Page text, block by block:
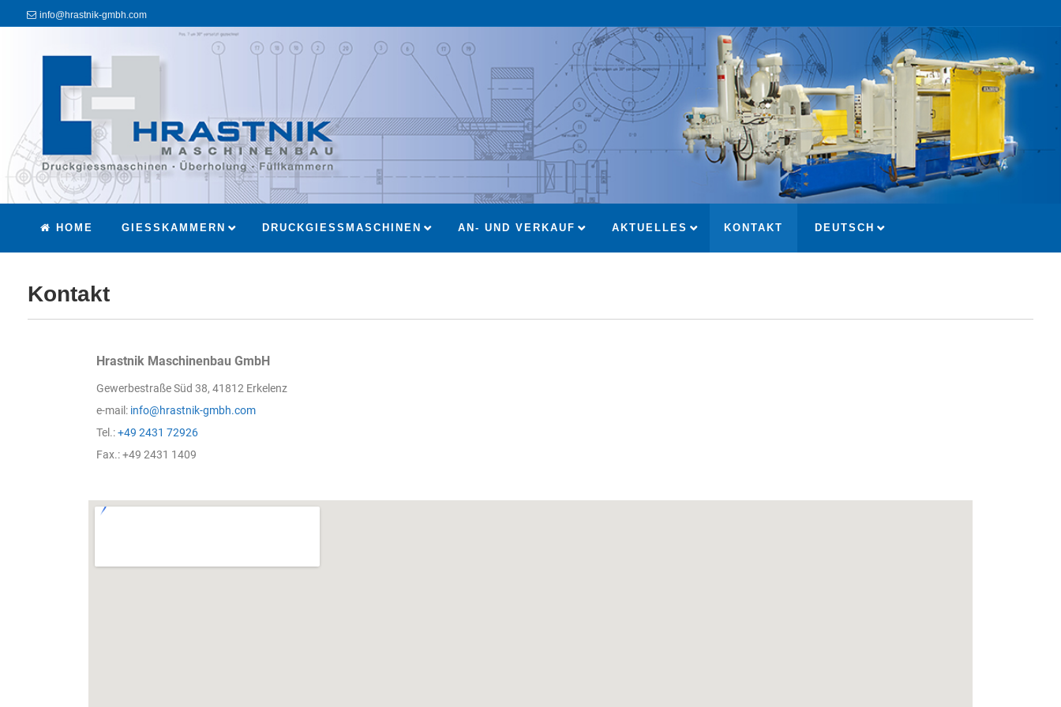
info@hrastnik-gmbh.com
HOME GIESSKAMMERN DRUCKGIESSMASCHINEN AN- UND VERKAUF AKTUELLES KONTAKT DEUTSCH
Kontakt
Hrastnik Maschinenbau GmbH
Gewerbestraße Süd 38, 41812 Erkelenz
e-mail: info@hrastnik-gmbh.com
Tel.:+49 2431 72926
Fax.: +49 2431 1409